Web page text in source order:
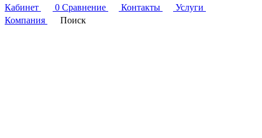
Кабинет
0 Сравнение Контакты
Услуги
Компания
Поиск